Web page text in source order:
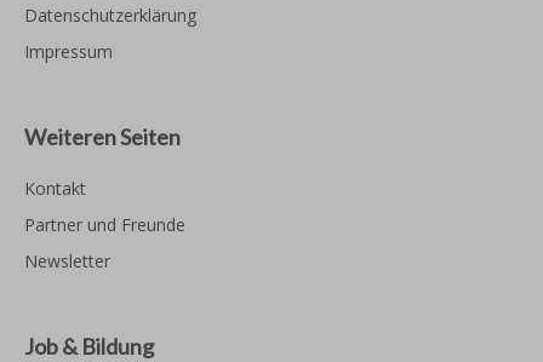
Datenschutzerklärung
Impressum
Weiteren Seiten
Kontakt
Partner und Freunde
Newsletter
Job & Bildung